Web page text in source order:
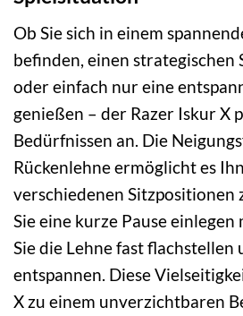
Ob Sie sich in einem
befinden, einen strategischen
oder einfach nur eine
genießen – der Razer Iskur X
Bedürfnissen an. Die
Rückenlehne ermöglicht es
verschiedenen Sitzpositionen
Sie eine kurze Pause
Sie die Lehne fast flachstellen
entspannen. Diese
X zu einem unverzichtbaren